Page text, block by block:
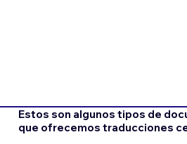
Estos son algunos tipos de
que ofrecemos traducciones